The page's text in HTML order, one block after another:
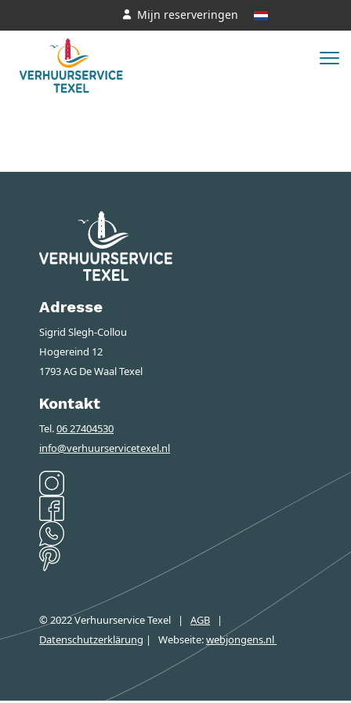
Mijn reserveringen
Adresse
Sigrid Slegh-Collou
Hogereind 12
1793 AG De Waal Texel
Kontakt
Tel.06 27404530
info@verhuurservicetexel.nl
© 2022 Verhuurservice Texel | AGB
|
Datenschutzerklärung | Webseite:webjongens.nl